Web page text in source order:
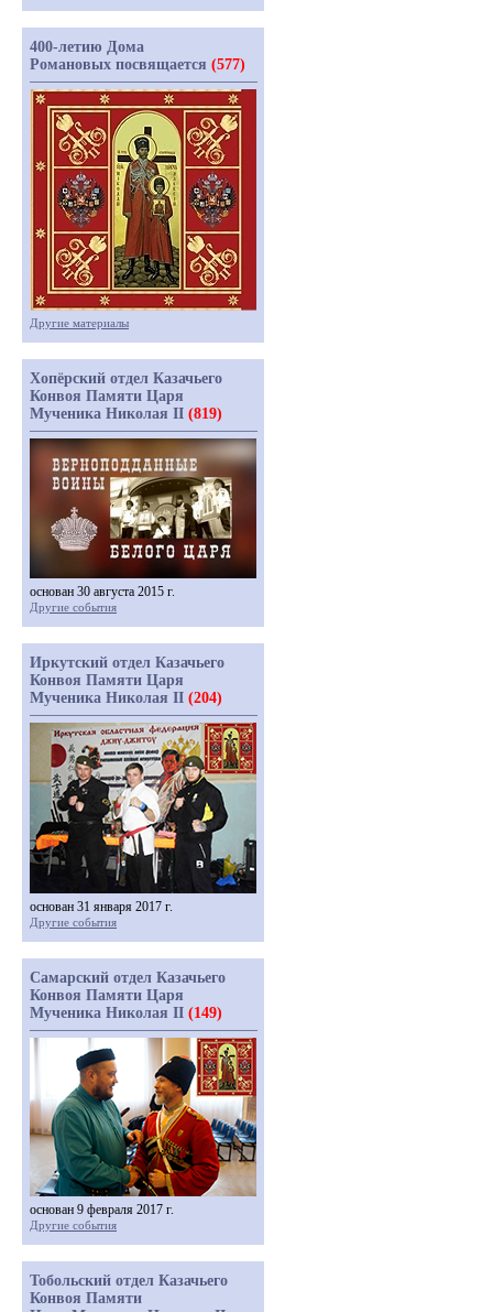
400-летию Дома
Романовых посвящается (577)
Другие материалы
Хопёрский отдел Казачьего
Конвоя Памяти Царя
Мученика Николая II (819)
основан 30 августа 2015 г.
Другие события
Иркутский отдел Казачьего
Конвоя Памяти Царя
Мученика Николая II (204)
основан 31 января 2017 г.
Другие события
Самарский отдел Казачьего
Конвоя Памяти Царя
Мученика Николая II (149)
основан 9 февраля 2017 г.
Другие события
Тобольский отдел Казачьего
Конвоя Памяти